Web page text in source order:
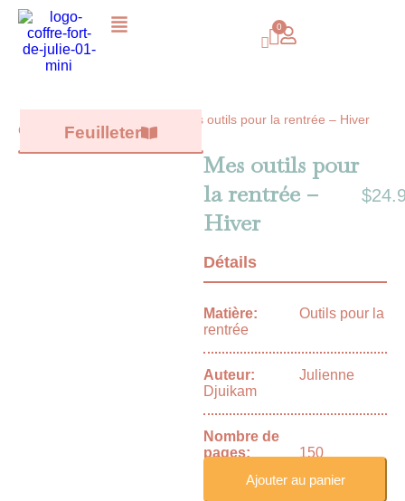
Catalogue /Tous les livres
Mes outils pour la rentrée – Hiver
Feuilleter
Mes outils pour
la rentrée –
Hiver
$
Détails
Matière:
Outils pour la
rentrée
Auteur:
Julienne
Djuikam
Nombre de
pages:
150
Ajouter au panier